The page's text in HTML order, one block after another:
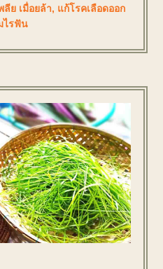
ลีย เมื่อยล้า, แก้โรคเลือดออก
ไรฟัน